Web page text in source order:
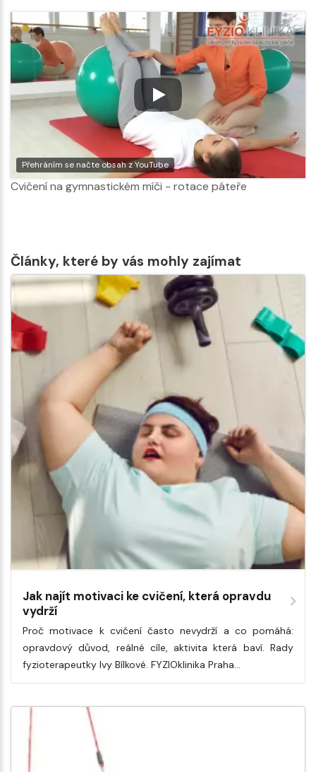
Přehráním se načte obsah z YouTube
Cvičení na gymnastickém míči - rotace páteře
Články, které by vás mohly zajímat
Jak najít motivaci ke cvičení, která opravdu
vydrží
Proč motivace k cvičení často nevydrží a co pomáhá:
opravdový důvod, reálné cíle, aktivita která baví. Rady
fyzioterapeutky Ivy Bílkové. FYZIOklinika Praha…